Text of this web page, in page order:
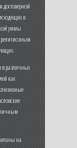
достоверной
в
уммы
в различных
как
на